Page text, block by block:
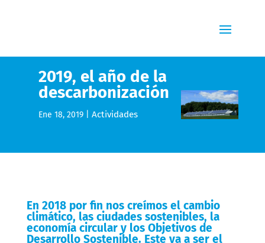
2019, el año de la
descarbonización
Ene 18, 2019| Actividades
En 2018 por fin nos creímos el cambio
climático, las ciudades sostenibles, la
economía circular y los Objetivos de
Desarrollo Sostenible. Este va a ser el